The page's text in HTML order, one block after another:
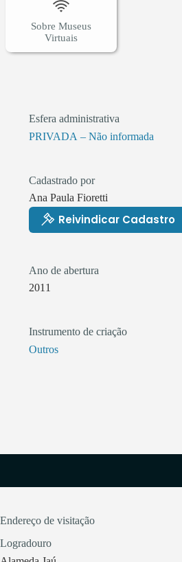
Esfera administrativa
PRIVADA – Não informada
Cadastrado por
Ana Paula Fioretti
Reivindicar Cadastro
Ano de abertura
2011
Instrumento de criação
Outros
Sobre Museus
Virtuais
Endereço de visitação
Logradouro